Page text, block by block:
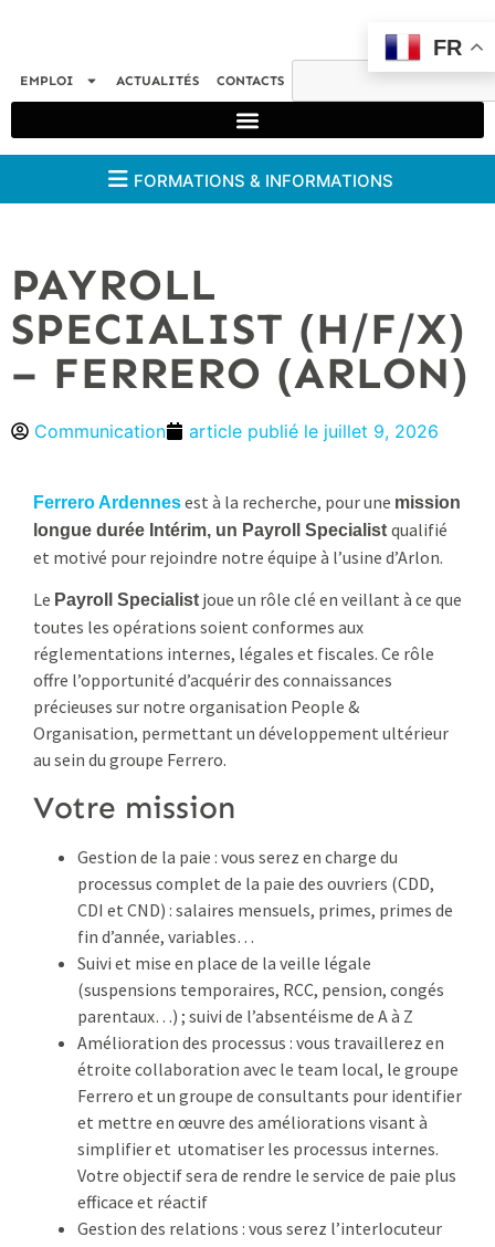
EMPLOI ACTUALITÉS CONTACTS
FORMATIONS & INFORMATIONS
PAYROLL
SPECIALIST (H/F/X)
– FERRERO (ARLON)
Communication article publié le juillet 9, 2026
Ferrero Ardennesest à la recherche, pour une mission
longue durée Intérim, un Payroll Specialist qualifié
et motivé pour rejoindre notre équipe à l’usine d’Arlon.
Le Payroll Specialist joue un rôle clé en veillant à ce que
toutes les opérations soient conformes aux
réglementations internes, légales et fiscales. Ce rôle
offre l’opportunité d’acquérir des connaissances
précieuses sur notre organisation People &
Organisation, permettant un développement ultérieur
au sein du groupe Ferrero.
Votre mission
Gestion de la paie : vous serez en charge du
processus complet de la paie des ouvriers (CDD,
CDI et CND) : salaires mensuels, primes, primes de
fin d’année, variables…
Suivi et mise en place de la veille légale
(suspensions temporaires, RCC, pension, congés
parentaux…) ; suivi de l’absentéisme de A à Z
Amélioration des processus : vous travaillerez en
étroite collaboration avec le team local, le groupe
Ferrero et un groupe de consultants pour identifier
et mettre en œuvre des améliorations visant à
simplifier et utomatiser les processus internes.
Votre objectif sera de rendre le service de paie plus
efficace et réactif
Gestion des relations : vous serez l’interlocuteur
FR